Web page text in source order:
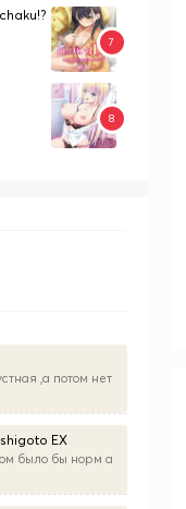
,а потом нет
EX
было бы норм а